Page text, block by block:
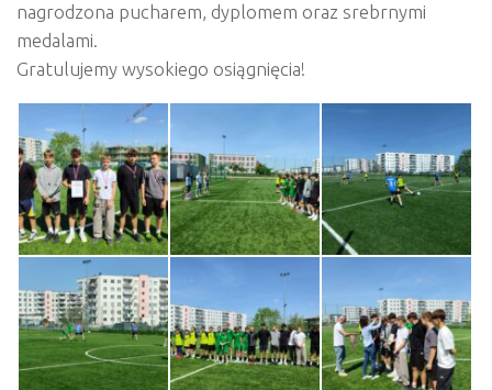
nagrodzona pucharem, dyplomem oraz srebrnymi
medalami.
Gratulujemy wysokiego osiągnięcia!